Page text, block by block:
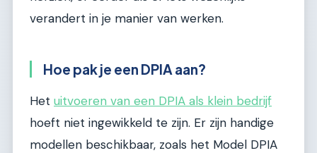
verandert in je manier van werken.
Hoe pak je een DPIA aan?
Het uitvoeren van een DPIA als klein bedrijf
hoeft niet ingewikkeld te zijn. Er zijn handige
modellen beschikbaar, zoals het Model DPIA